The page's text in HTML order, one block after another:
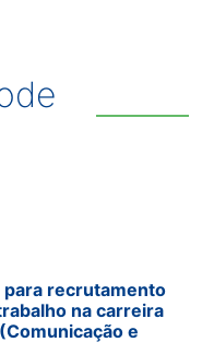
recrutamento
na carreira
e